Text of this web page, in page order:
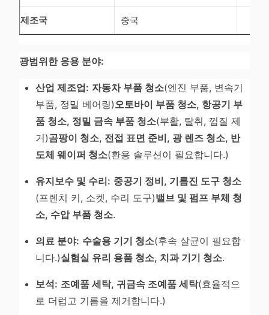
제조국 중국
광범위한 응용 분야:
산업 제조업: 자동차 부품 청소(엔진 부품, 변속기
부품, 정밀 베어링) 오토바이 부품 청소, 항공기 부
품 청소, 정밀 금속 부품 청소(부활, 탈취, 껍질 제
거)곰팡이 청소, 전접 표면 준비, 광 렌즈 청소, 반
도체 웨이퍼 청소(환용 솔루션이 필요합니다.)
유지보수 및 수리: 중공기 정비, 기름진 도구 청소
(프렌치 키, 소켓, 수리 도구)밸브 및 펌프 부체 청
소, 수압 부품 청소.
의료 분야: 수술용 기기 청소(후속 살균이 필요합
니다.)실험실 유리 용품 청소, 치과 기기 청소.
보석: 조예품 세탁, 귀금속 조예품 세탁(효율적으
로 더럽고 기름을 제거합니다.)